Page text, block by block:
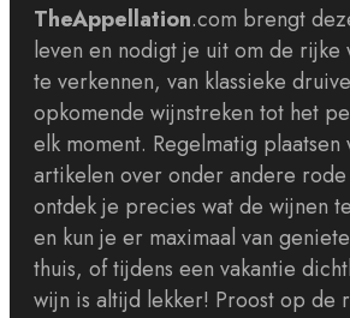
TheAppellation.com brengt
leven en nodigt je uit om de rijke
te verkennen, van klassieke
opkomende wijnstreken tot het
elk moment. Regelmatig plaatsen
artikelen over onder andere
ontdek je precies wat de wijnen
en kun je er maximaal van
thuis, of tijdens een vakantie
wijn is altijd lekker! Proost op de